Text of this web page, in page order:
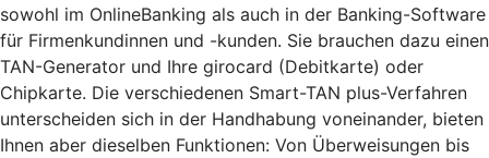
sowohl im OnlineBanking als auch in der Banking-Software
für Firmenkundinnen und -kunden. Sie brauchen dazu einen
TAN-Generator und Ihre girocard (Debitkarte) oder
Chipkarte. Die verschiedenen Smart-TAN plus-Verfahren
unterscheiden sich in der Handhabung voneinander, bieten
Ihnen aber dieselben Funktionen: Von Überweisungen bis